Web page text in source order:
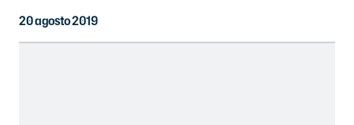
20 agosto 2019